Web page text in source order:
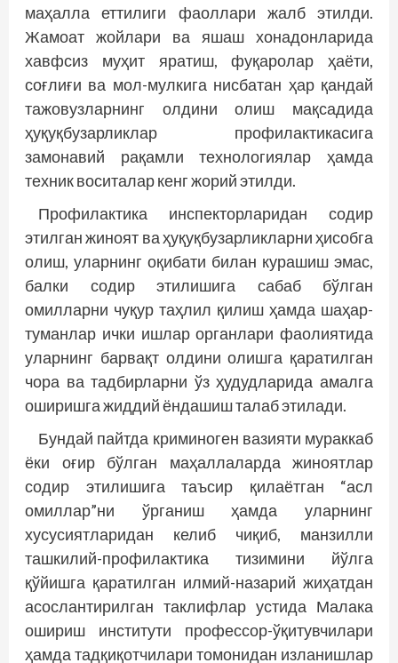
маҳалла еттилиги фаоллари жалб этилди.
Жамоат жойлари ва яшаш хонадонларида
хавфсиз муҳит яратиш, фуқаролар ҳаёти,
соғлиғи ва мол-мулкига нисбатан ҳар қандай
тажовузларнинг олдини олиш мақсадида
ҳуқуқбузарликлар профилактикасига
замонавий рақамли технологиялар ҳамда
техник воситалар кенг жорий этилди.
Профилактика инспекторларидан содир
этилган жиноят ва ҳуқуқбузарликларни ҳисобга
олиш, уларнинг оқибати билан курашиш эмас,
балки содир этилишига сабаб бўлган
омилларни чуқур таҳлил қилиш ҳамда шаҳар-
туманлар ички ишлар органлари фаолиятида
уларнинг барвақт олдини олишга қаратилган
чора ва тадбирларни ўз ҳудудларида амалга
оширишга жиддий ёндашиш талаб этилади.
Бундай пайтда криминоген вазияти мураккаб
ёки оғир бўлган маҳаллаларда жиноятлар
содир этилишига таъсир қилаётган “асл
омиллар”ни ўрганиш ҳамда уларнинг
хусусиятларидан келиб чиқиб, манзилли
ташкилий-профилактика тизимини йўлга
қўйишга қаратилган илмий-назарий жиҳатдан
асослантирилган таклифлар устида Малака
ошириш институти профессор-ўқитувчилари
ҳамда тадқиқотчилари томонидан изланишлар